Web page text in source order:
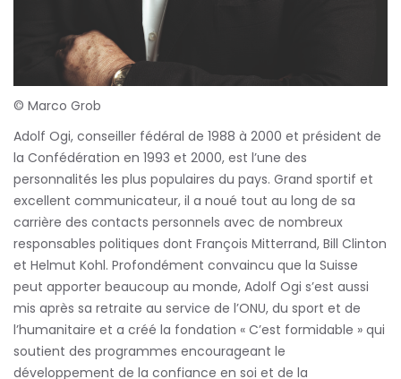
© Marco Grob
Adolf Ogi, conseiller fédéral de 1988 à 2000 et président de
la Confédération en 1993 et 2000, est l’une des
personnalités les plus populaires du pays. Grand sportif et
excellent communicateur, il a noué tout au long de sa
carrière des contacts personnels avec de nombreux
responsables politiques dont François Mitterrand, Bill Clinton
et Helmut Kohl. Profondément convaincu que la Suisse
peut apporter beaucoup au monde, Adolf Ogi s’est aussi
mis après sa retraite au service de l’ONU, du sport et de
l’humanitaire et a créé la fondation « C’est formidable » qui
soutient des programmes encourageant le
développement de la confiance en soi et de la